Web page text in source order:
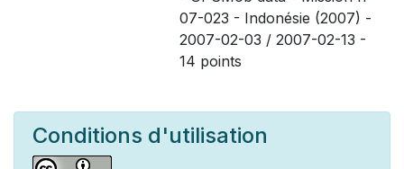
07-023 - Indonésie (2007) -
2007-02-03 / 2007-02-13 -
14 points
Conditions d'utilisation